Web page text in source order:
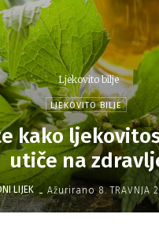
Ljekovito bilje
LJEKOVITO BILJE
kako
utiče na
LIJEK - Ažurirano 8. TRAVNJA